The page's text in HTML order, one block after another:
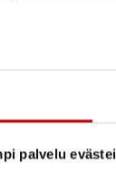
palvelu
(hasis,
käyttö